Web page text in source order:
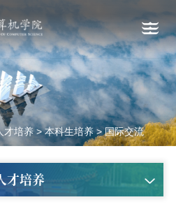
才培养>本科生培养>国际交流
才培养